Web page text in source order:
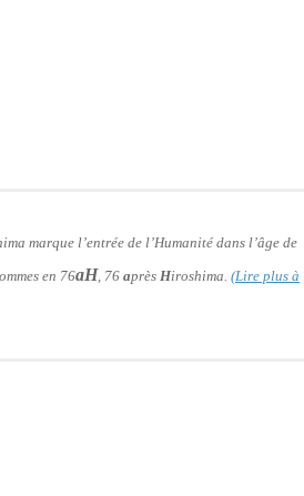
marque l’entrée de l’Humanité dans l’âge de
en 76aH, 76 après Hiroshima. (Lire plus à